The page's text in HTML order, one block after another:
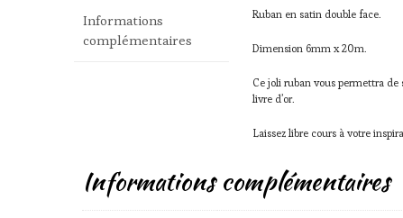
Informations
complémentaires
Ruban en satin double face.
Dimension 6mm x 20m.
Ce joli ruban vous permettra
livre d’or.
Laissez libre cours à votre
Informations complémentaires